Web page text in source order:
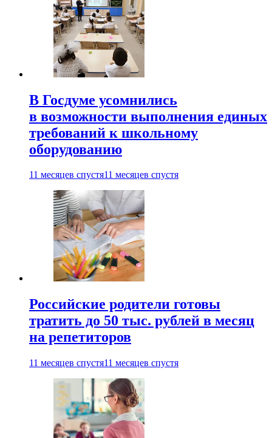
В Госдуме усомнились
в возможности выполнения единых
требований к школьному
оборудованию
11 месяцев спустя11 месяцев спустя
Российские родители готовы
тратить до 50 тыс. рублей в месяц
на репетиторов
11 месяцев спустя11 месяцев спустя